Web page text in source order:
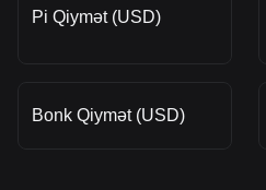
Pi Qiymət (USD)
Bonk Qiymət (USD)